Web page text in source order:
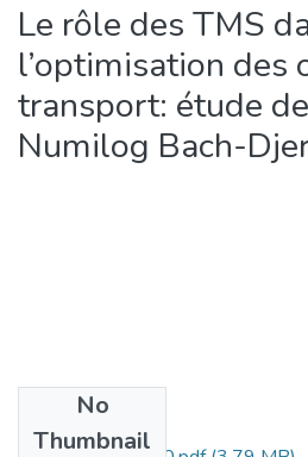
Le rôle des TMS
l’optimisation des
transport: étude
Numilog Bach-
No
Thumbnail